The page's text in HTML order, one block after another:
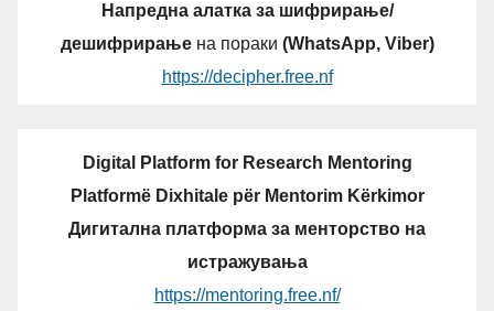
Напредна алатка за шифрирање/
дешифрирањена пораки (WhatsApp, Viber)
https://decipher.free.nf
Digital Platform for Research Mentoring
Platformë Dixhitale për Mentorim Kërkimor
Дигитална платформа за менторство на
истражувања
https://mentoring.free.nf/